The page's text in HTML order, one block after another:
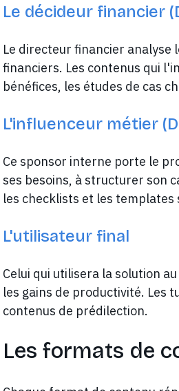
Le décideur financier
Le directeur financier analyse
financiers. Les contenus qui
bénéfices, les études de cas
L'influenceur métier
Ce sponsor interne porte le
ses besoins, à structurer son
les checklists et les
L'utilisateur final
Celui qui utilisera la solution
les gains de productivité. Les
contenus de prédilection.
Les formats de